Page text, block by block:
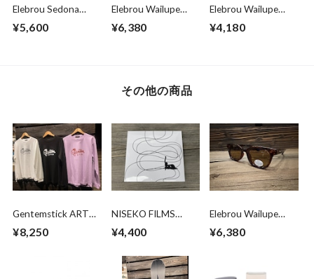
Elebrou Sedona
POLARIZED（偏光
¥5,600
Elebrou Wailupe
江産偏光レンズ）
¥6,380
Elebrou Wailupe
¥4,180
その他の商品
Gentemstick ART
K.T(Koji Toyoda)
¥8,250
NISEKO FILMS
Focus-
¥4,400
Elebrou Wailupe
Polarized（鯖江産偏
¥6,380